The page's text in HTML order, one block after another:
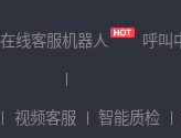
在线客服机器人 呼叫
视频客服 智能质检